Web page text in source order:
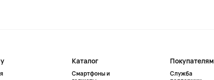
Каталог
Смартфоны и
Покупателям
Служба